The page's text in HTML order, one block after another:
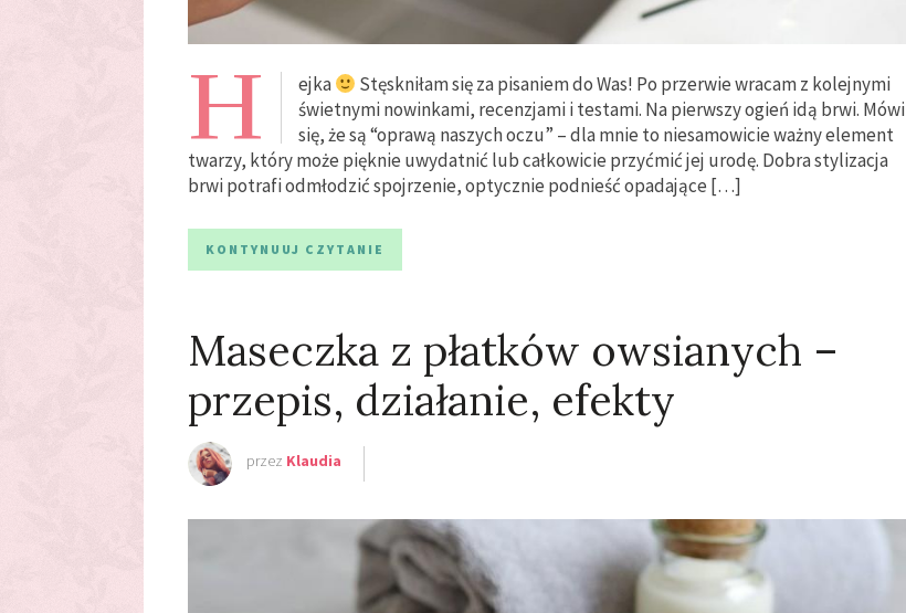
H ejka
Stęskniłam się za pisaniem do Was! Po przerwie wracam z kolejnymi
świetnymi nowinkami, recenzjami i testami. Na pierwszy ogień idą brwi. Mówi
się, że są “oprawą naszych oczu” – dla mnie to niesamowicie ważny element
twarzy, który może pięknie uwydatnić lub całkowicie przyćmić jej urodę. Dobra stylizacja
brwi potrafi odmłodzić spojrzenie, optycznie podnieść opadające […]
KONTYNUUJ CZYTANIE
Maseczka z płatków owsianych –
przepis, działanie, efekty
przez Klaudia